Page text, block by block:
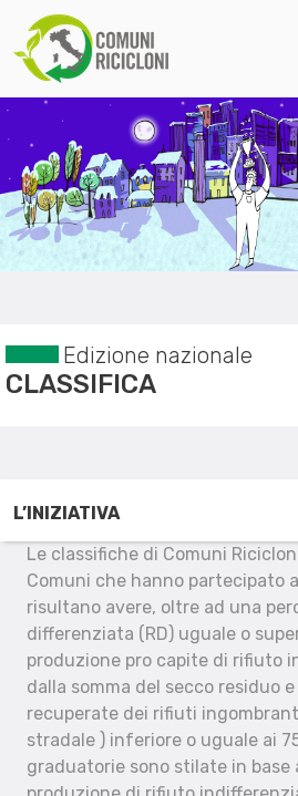
Edizione nazionale
CLASSIFICA
L’INIZIATIVA
Le classifiche di Comuni
Comuni che hanno partecipato
risultano avere, oltre ad una
differenziata (RD) uguale o
produzione pro capite di rifiuto
dalla somma del secco residuo
recuperate dei rifiuti
stradale ) inferiore o uguale ai
graduatorie sono stilate in base